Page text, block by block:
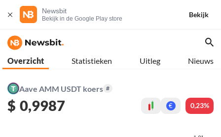
Newsbit
Bekijk in de Google Play store
Bekijk
Overzicht Statistieken Uitleg Nieuws
Aave AMM USDT koers #
$ 0,9987 € 0,23%